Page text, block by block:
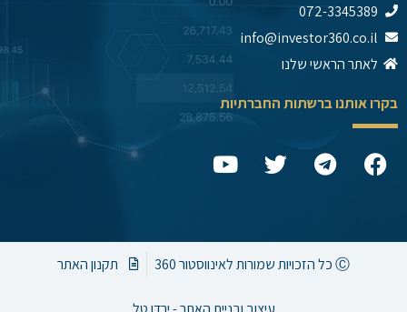
072-3345389
info@investor360.co.il
לאתר הראשי שלנו
בקרו אותנו ברשתות החברתיות
F
a
b
T
e
g
r
T
w
t
e
Y
o
u
b Ⓒ כל הזכויות שמורות לאינווסטור 360 תקנון האתר